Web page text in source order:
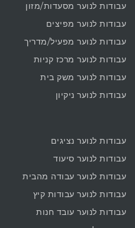
עבודות לנוער מסעדות/מזון
עבודות לנוער מפיצים
עבודות לנוער מפעיל/מדריך
עבודות לנוער מרכז קניות
עבודות לנוער משק בית
עבודות לנוער ניקיון
עבודות לנוער נציגים
עבודות לנוער סיעוד
עבודות לנוער עבודה מהבית
עבודות לנוער עבודות קיץ
עבודות לנוער עובד חנות